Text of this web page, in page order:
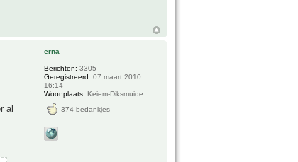
al
erna
Berichten: 3305
Geregistreerd: 07 maart 2010
16:14
Woonplaats: Keiem-Diksmuide
374 bedankjes